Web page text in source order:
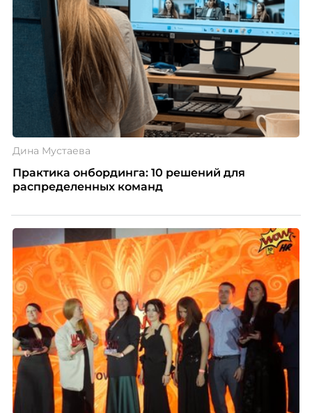
Дина Мустаева
Практика онбординга: 10 решений для
распределенных команд